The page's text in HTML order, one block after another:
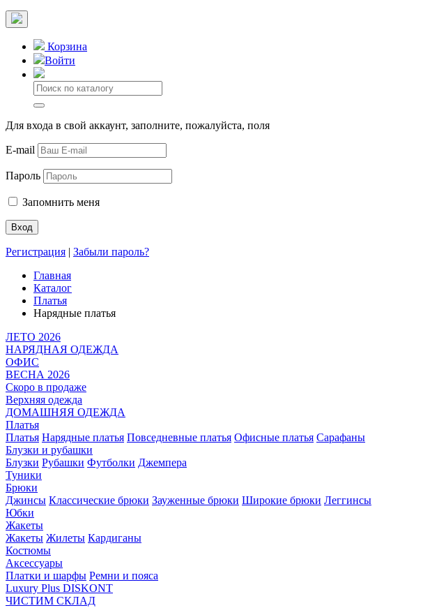
Корзина
Войти
Для входа в свой аккаунт, заполните, пожалуйста, поля
E-mail
Пароль
Запомнить меня
Регистрация | Забыли пароль?
Главная
Каталог
Платья
Нарядные платья
ЛЕТО 2026
НАРЯДНАЯ ОДЕЖДА
ОФИС
ВЕСНА 2026
Скоро в продаже
Верхняя одежда
ДОМАШНЯЯ ОДЕЖДА
Платья
Платья Нарядные платья Повседневные платья Офисные платья Сарафаны
Блузки и рубашки
Блузки Рубашки Футболки Джемпера
Туники
Брюки
Джинсы Классические брюки Зауженные брюки Широкие брюки Леггинсы
Юбки
Жакеты
Жакеты Жилеты Кардиганы
Костюмы
Аксессуары
Платки и шарфы Ремни и пояса
Luxury Plus DISKONT
ЧИСТИМ СКЛАД